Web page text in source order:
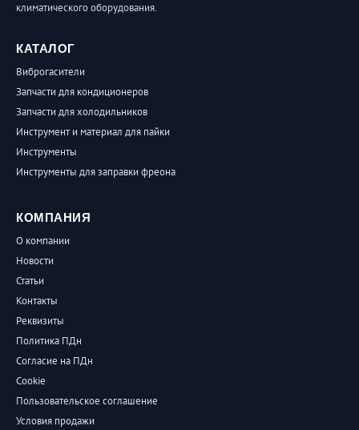
климатического оборудования.
КАТАЛОГ
Виброгасители
Запчасти для кондиционеров
Запчасти для холодильников
Инструмент и материал для пайки
Инструменты
Инструменты для заправки фреона
КОМПАНИЯ
О компании
Новости
Статьи
Контакты
Реквизиты
Политика ПДн
Согласие на ПДн
Cookie
Пользовательское соглашение
Условия продажи